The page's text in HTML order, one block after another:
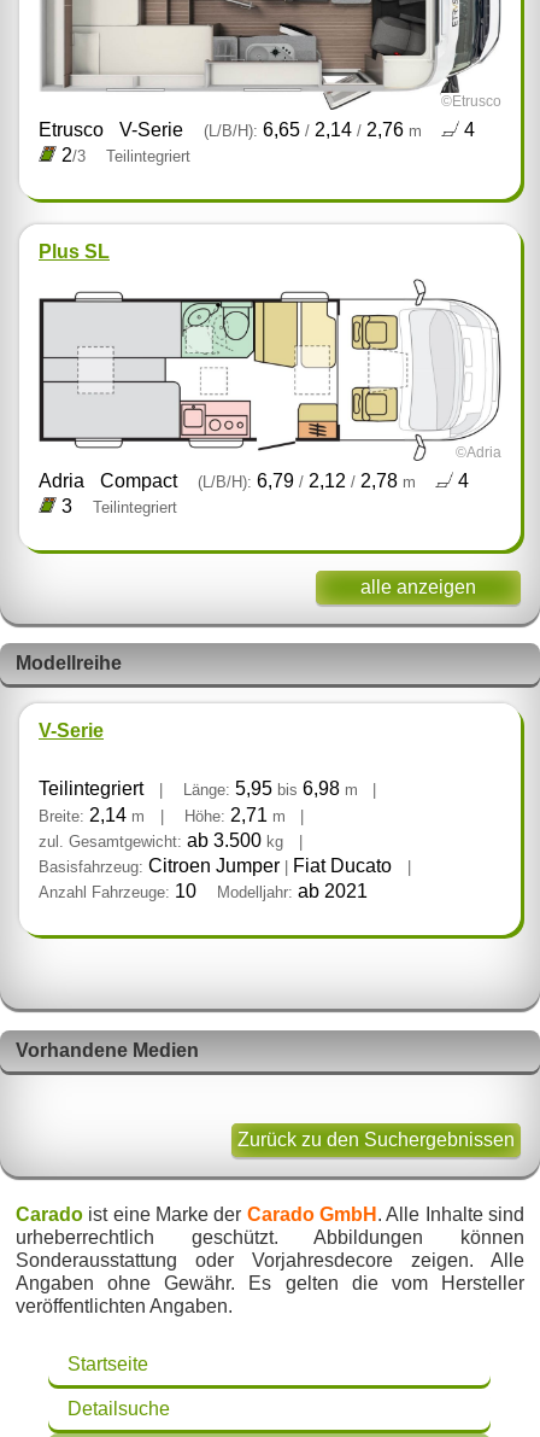
©Etrusco
Etrusco V-Serie (L/B/H): 6,65 /2,14 /2,76 m
4
2/3 Teilintegriert
Plus SL
©Adria
Adria Compact (L/B/H): 6,79 /2,12 /2,78 m
4
3
Teilintegriert
alle anzeigen
Modellreihe
V-Serie
Teilintegriert Länge: 5,95 bis 6,98 m
Breite: 2,14 m | Höhe: 2,71 m
|
zul. Gesamtgewicht: ab 3.500 kg
Basisfahrzeug: Citroen Jumper Fiat Ducato
Anzahl Fahrzeuge: 10 Modelljahr: ab 2021
Vorhandene Medien
Zurück zu den Suchergebnissen
Caradoist eine Marke der Carado GmbH . Alle Inhalte sind
urheberrechtlich geschützt. Abbildungen können
Sonderausstattung oder Vorjahresdecore zeigen. Alle
Angaben ohne Gewähr. Es gelten die vom Hersteller
veröffentlichten Angaben.
Startseite
Detailsuche